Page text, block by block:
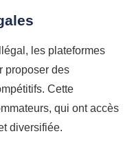
les plateformes
proposer des
Cette
qui ont accès
diversifiée.